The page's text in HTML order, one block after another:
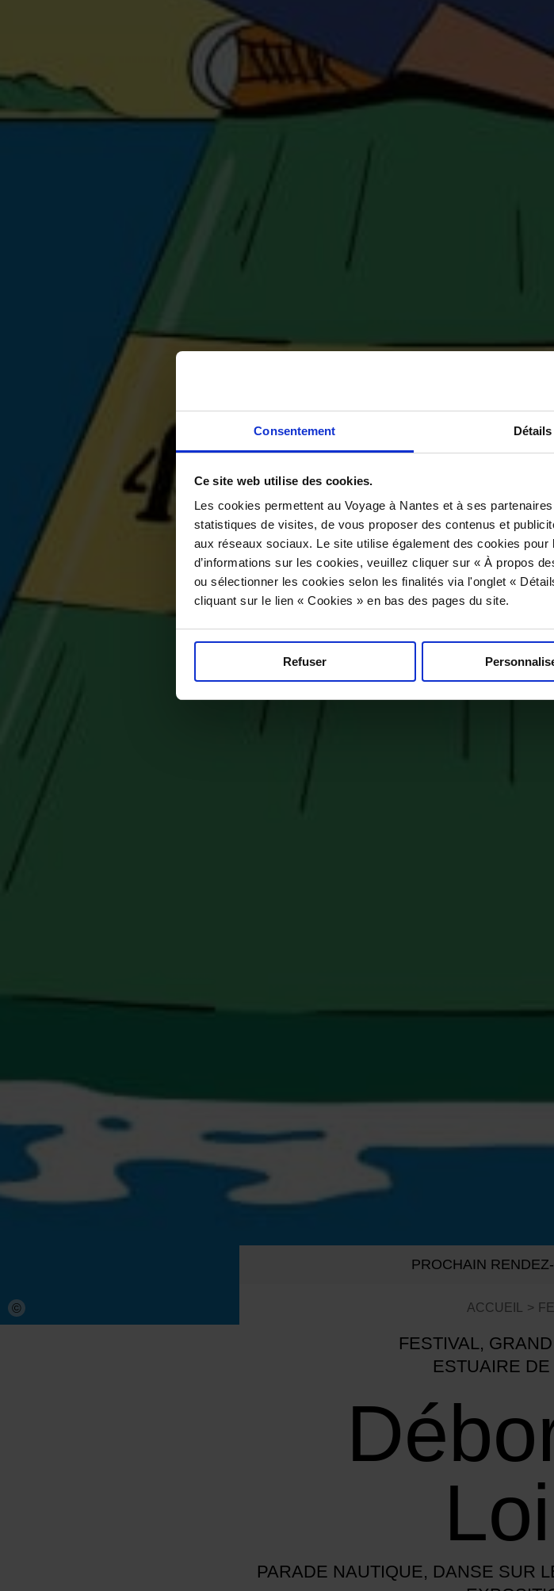
Consentement Détails
Ce site web utilise des cookies.
Les cookies permettent au Voyage à Nantes et à ses
statistiques de visites, de vous proposer des contenus et
aux réseaux sociaux. Le site utilise également des cookies
d’informations sur les cookies, veuillez cliquer sur « À propos
ou sélectionner les cookies selon les finalités via l'onglet «
cliquant sur le lien « Cookies » en bas des pages du site.
Refuser
©
PROCHAIN
ACCUEIL
FESTIVAL,
ESTUAIRE
PARADE NAUTIQUE, DANSE SUR